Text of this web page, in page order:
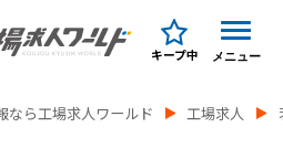
キープ中 メニュー
なら工場求人ワールド 工場求人